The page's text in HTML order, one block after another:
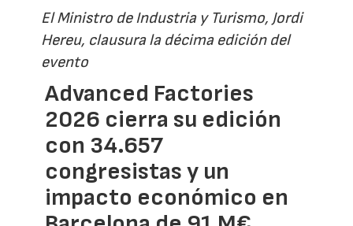
El Ministro de Industria y Turismo, Jordi
Hereu, clausura la décima edición del
evento
Advanced Factories
2026 cierra su edición
con 34.657
congresistas y un
impacto económico en